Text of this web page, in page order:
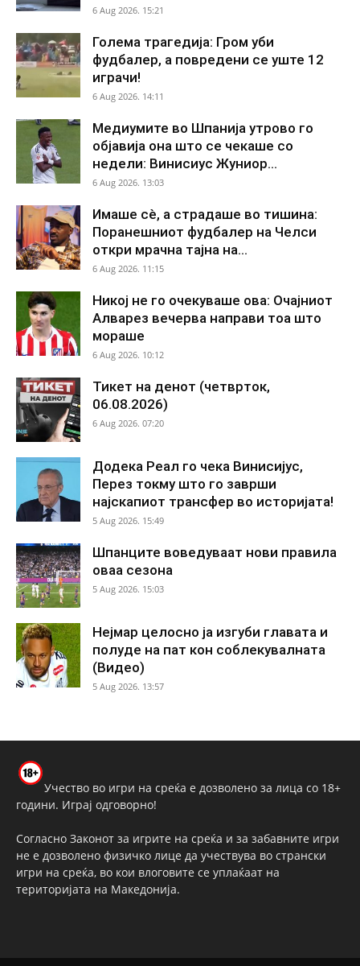
6 Aug 2026. 15:21
Голема трагедија: Гром уби
фудбалер, а повредени се уште 12
играчи!
6 Aug 2026. 14:11
Медиумите во Шпанија утрово го
објавија она што се чекаше со
недели: Винисиус Жуниор...
6 Aug 2026. 13:03
Имаше сè, а страдаше во тишина:
Поранешниот фудбалер на Челси
откри мрачна тајна на...
6 Aug 2026. 11:15
Никој не го очекуваше ова: Очајниот
Алварез вечерва направи тоа што
мораше
6 Aug 2026. 10:12
Тикет на денот (четврток,
06.08.2026)
6 Aug 2026. 07:20
Додека Реал го чека Винисијус,
Перез токму што го заврши
најскапиот трансфер во историјата!
5 Aug 2026. 15:49
Шпанците воведуваат нови правила
оваа сезона
5 Aug 2026. 15:03
Нејмар целосно ја изгуби главата и
полуде на пат кон соблекувалната
(Видео)
5 Aug 2026. 13:57
Учество во игри на среќа е дозволено за лица со 18+
години. Играј одговорно!
Согласно Законот за игрите на среќа и за забавните игри
не е дозволено физичко лице да учествува во странски
игри на среќа, во кои влоговите се уплаќаат на
територијата на Македонија.